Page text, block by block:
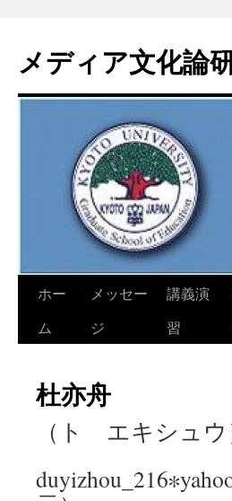
テ
ン
へ
メディア文化論
ホー
ム
メッセー
ジ
講義演
習
杜亦舟
（ト エキシュウ